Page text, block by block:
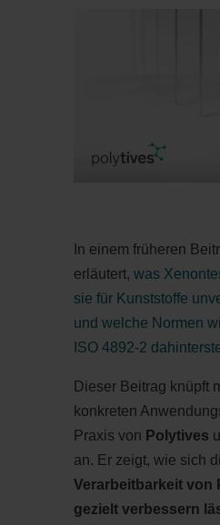
In einem früheren
erläutert, was
sie für Kunststoffe
und welche Normen
ISO 4892-2
Dieser Beitrag knüpft
konkreten
Praxis von Polytives
an. Er zeigt, wie sich
Verarbeitbarkeit von
gezielt verbessern